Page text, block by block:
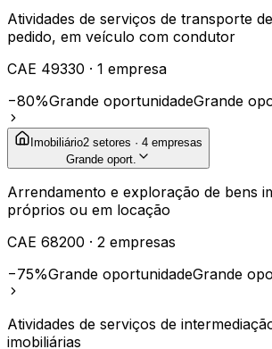
Atividades de serviços de transporte
pedido, em veículo com condutor
CAE 49330 · 1 empresa
−80%Grande oportunidadeGrande
Imobiliário2 setores · 4 empresas
Grande oport.
Arrendamento e exploração de bens
próprios ou em locação
CAE 68200 · 2 empresas
−75%Grande oportunidadeGrande
Atividades de serviços de
imobiliárias